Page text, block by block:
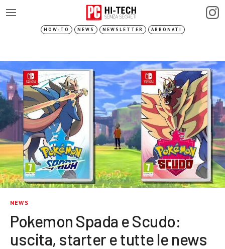
HOW-TO NEWS NEWSLETTER ABBONATI
NEWS
Pokemon Spada e Scudo:
uscita, starter e tutte le news